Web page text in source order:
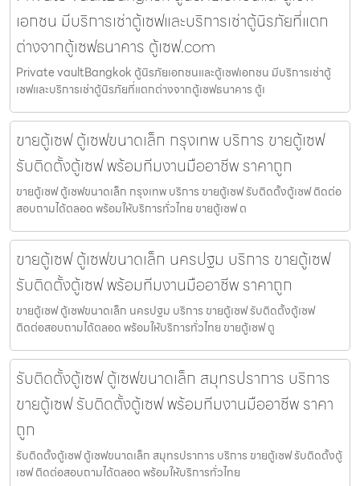
เอกชน มีบริการเช่าตู้เซฟและบริการเช่าตู้นิรภัยที่แตก
ต่างจากตู้เซฟธนาคาร ตู้เซฟ.com
Private vaultBangkok ตู้นิรภัยเอกชนและตู้เซฟเอกชน มีบริการเช่าตู้
เซฟและบริการเช่าตู้นิรภัยที่แตกต่างจากตู้เซฟธนาคาร ตู้เ
ขายตู้เซฟ ตู้เซฟขนาดเล็ก กรุงเทพ บริการ ขายตู้เซฟ
รับติดตั้งตู้เซฟ พร้อมทีมงานมืออาชีพ ราคาถูก
ขายตู้เซฟ ตู้เซฟขนาดเล็ก กรุงเทพ บริการ ขายตู้เซฟ รับติดตั้งตู้เซฟ ติดต่อ
สอบถามได้ตลอด พร้อมให้บริการทั่วไทย ขายตู้เซฟ ต
ขายตู้เซฟ ตู้เซฟขนาดเล็ก นครปฐม บริการ ขายตู้เซฟ
รับติดตั้งตู้เซฟ พร้อมทีมงานมืออาชีพ ราคาถูก
ขายตู้เซฟ ตู้เซฟขนาดเล็ก นครปฐม บริการ ขายตู้เซฟ รับติดตั้งตู้เซฟ
ติดต่อสอบถามได้ตลอด พร้อมให้บริการทั่วไทย ขายตู้เซฟ ตู
รับติดตั้งตู้เซฟ ตู้เซฟขนาดเล็ก สมุทรปราการ บริการ
ขายตู้เซฟ รับติดตั้งตู้เซฟ พร้อมทีมงานมืออาชีพ ราคา
ถูก
รับติดตั้งตู้เซฟ ตู้เซฟขนาดเล็ก สมุทรปราการ บริการ ขายตู้เซฟ รับติดตั้งตู้
เซฟ ติดต่อสอบถามได้ตลอด พร้อมให้บริการทั่วไทย